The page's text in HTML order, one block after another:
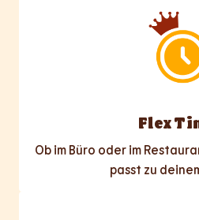
Flex
Ob im Büro oder im
passt zu